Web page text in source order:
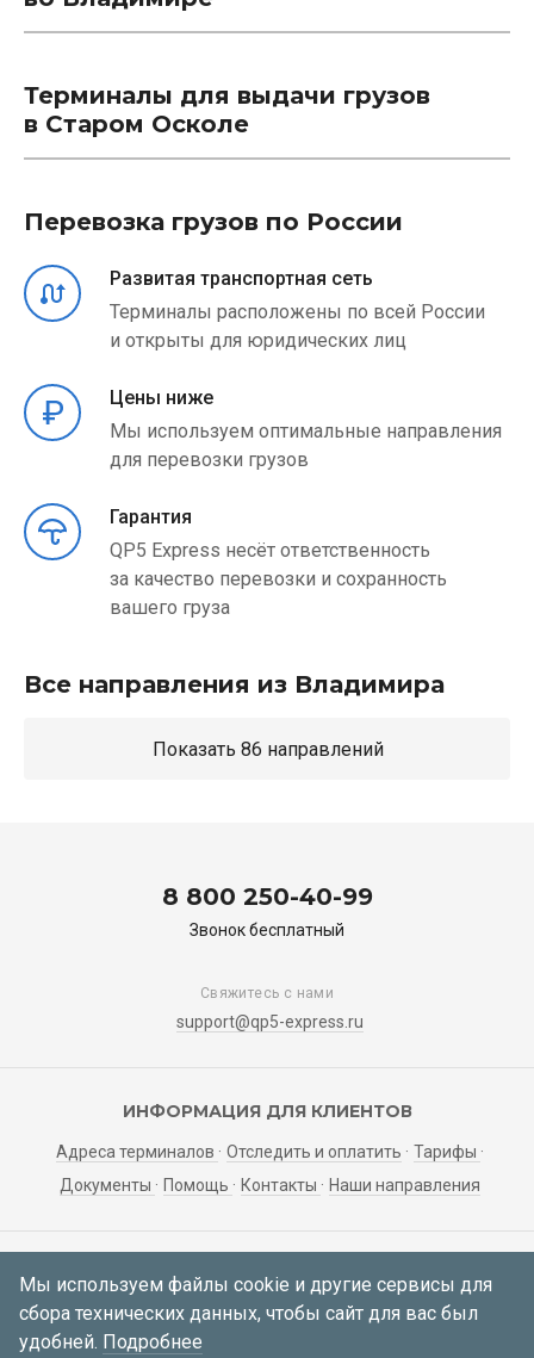
Терминалы для выдачи грузов
в Старом Осколе
Перевозка грузов по России
Развитая транспортная сеть
Терминалы расположены по всей России
и открыты для юридических лиц
Цены ниже
Мы используем оптимальные направления
для перевозки грузов
Гарантия
QP5 Express несёт ответственность
за качество перевозки и сохранность
вашего груза
Все направления из Владимира
Показать 86 направлений
8 800 250-40-99
Звонок бесплатный
Свяжитесь с нами
support@qp5-express.ru
ИНФОРМАЦИЯ ДЛЯ КЛИЕНТОВ
Адреса терминалов Отследить и оплатить
Тарифы
Документы
Помощь Контакты Наши направления
ЛИЧНЫЙ КАБИНЕТ
Мои заявки Регистрация Вход
Мы используем файлы cookie и другие сервисы для
сбора технических данных, чтобы сайт для вас был
удобней. Подробнее